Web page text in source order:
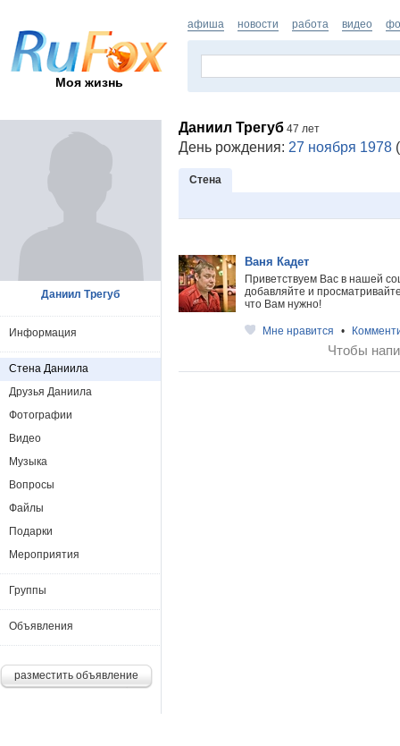
Моя жизнь
афиша новости работа видео
Даниил Трегуб 47 лет
День рождения: 27 ноября 1978
Стена
Ваня Кадет
Приветствуем Вас в нашей
добавляйте и
что Вам нужно!
Мне нравится •
Чтобы
Даниил Трегуб
Информация
Стена Даниила
Друзья Даниила
Фотографии
Видео
Музыка
Вопросы
Файлы
Подарки
Мероприятия
Группы
Объявления
разместить объявление